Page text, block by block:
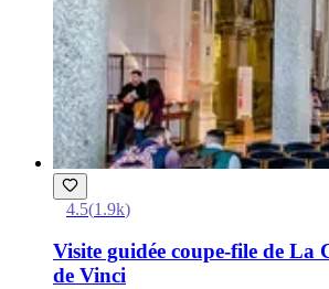
4.5(1.9k)
Visite guidée coupe-file de La
de Vinci